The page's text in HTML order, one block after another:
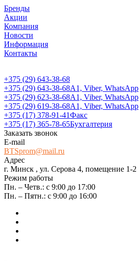
Бренды
Акции
Компания
Новости
Информация
Контакты
+375 (29) 643-38-68
+375 (29) 643-38-68А1, Viber, WhatsApp
+375 (29) 623-38-68А1, Viber, WhatsApp
+375 (29) 619-38-68А1, Viber, WhatsApp
+375 (17) 378-91-41Факс
+375 (17) 365-78-65Бухгалтерия
Заказать звонок
E-mail
BTSprom@mail.ru
Адрес
г. Минск , ул. Серова 4, помещение 1-2
Режим работы
Пн. – Четв.: с 9:00 до 17:00
Пн. – Пятн.: с 9:00 до 16:00